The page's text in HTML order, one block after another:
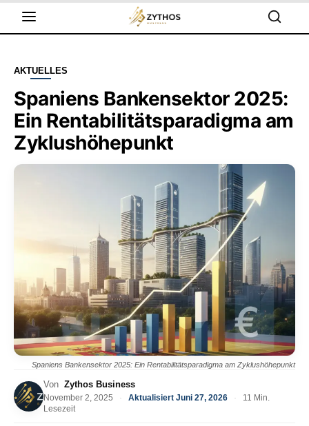
AKTUELLES
Spaniens Bankensektor 2025:
Ein Rentabilitätsparadigma am
Zyklushöhepunkt
Spaniens Bankensektor 2025: Ein Rentabilitätsparadigma am Zyklushöhepunkt
Von Zythos Business
November 2, 2025 · Aktualisiert Juni 27, 2026 ·
11 Min.
Lesezeit